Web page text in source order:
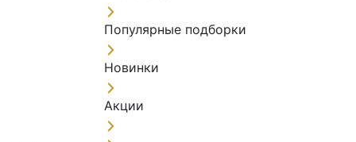
Популярные подборки
Новинки
Акции